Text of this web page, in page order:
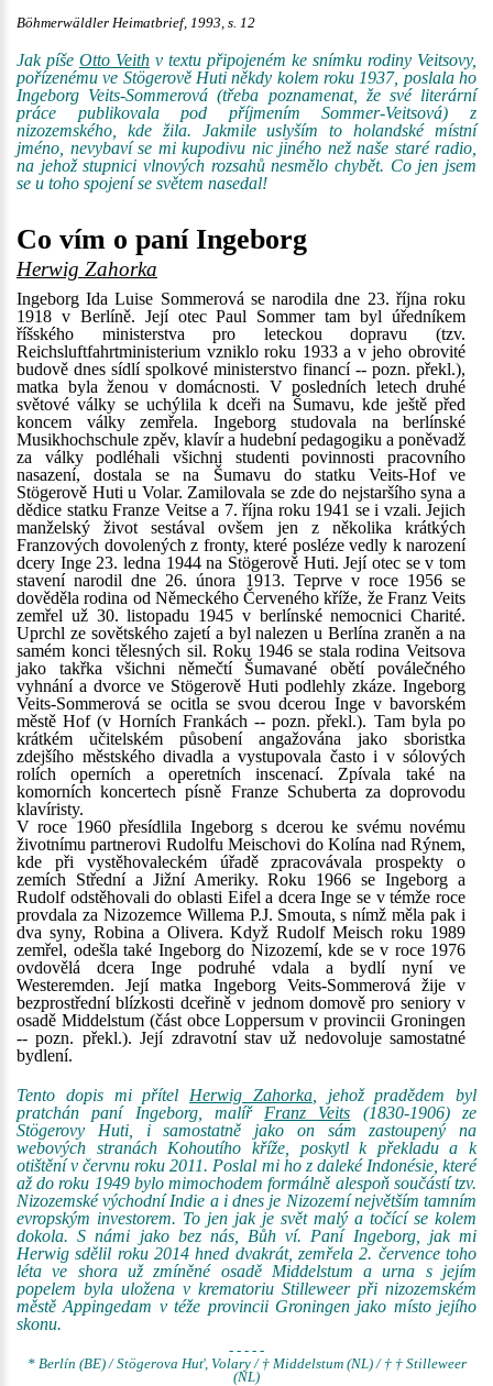
Böhmerwäldler Heimatbrief, 1993, s. 12
Jak píše Otto Veith v textu připojeném ke snímku rodiny Veitsovy,
pořízenému ve Stögerově Huti někdy kolem roku 1937, poslala ho
Ingeborg Veits-Sommerová (třeba poznamenat, že své literární
práce publikovala pod příjmením Sommer-Veitsová) z
nizozemského, kde žila. Jakmile uslyším to holandské místní
jméno, nevybaví se mi kupodivu nic jiného než naše staré radio,
na jehož stupnici vlnových rozsahů nesmělo chybět. Co jen jsem
se u toho spojení se světem nasedal!
Co vím o paní Ingeborg
Herwig Zahorka
Ingeborg Ida Luise Sommerová se narodila dne 23. října roku
1918 v Berlíně. Její otec Paul Sommer tam byl úředníkem
říšského ministerstva pro leteckou dopravu (tzv.
Reichsluftfahrtministerium vzniklo roku 1933 a v jeho obrovité
budově dnes sídlí spolkové ministerstvo financí -- pozn. překl.),
matka byla ženou v domácnosti. V posledních letech druhé
světové války se uchýlila k dceři na Šumavu, kde ještě před
koncem války zemřela. Ingeborg studovala na berlínské
Musikhochschule zpěv, klavír a hudební pedagogiku a poněvadž
za války podléhali všichni studenti povinnosti pracovního
nasazení, dostala se na Šumavu do statku Veits-Hof ve
Stögerově Huti u Volar. Zamilovala se zde do nejstaršího syna a
dědice statku Franze Veitse a 7. října roku 1941 se i vzali. Jejich
manželský život sestával ovšem jen z několika krátkých
Franzových dovolených z fronty, které posléze vedly k narození
dcery Inge 23. ledna 1944 na Stögerově Huti. Její otec se v tom
stavení narodil dne 26. února 1913. Teprve v roce 1956 se
dověděla rodina od Německého Červeného kříže, že Franz Veits
zemřel už 30. listopadu 1945 v berlínské nemocnici Charité.
Uprchl ze sovětského zajetí a byl nalezen u Berlína zraněn a na
samém konci tělesných sil. Roku 1946 se stala rodina Veitsova
jako takřka všichni němečtí Šumavané obětí poválečného
vyhnání a dvorce ve Stögerově Huti podlehly zkáze. Ingeborg
Veits-Sommerová se ocitla se svou dcerou Inge v bavorském
městě Hof (v Horních Frankách -- pozn. překl.). Tam byla po
krátkém učitelském působení angažována jako sboristka
zdejšího městského divadla a vystupovala často i v sólových
rolích operních a operetních inscenací. Zpívala také na
komorních koncertech písně Franze Schuberta za doprovodu
klavíristy.
V roce 1960 přesídlila Ingeborg s dcerou ke svému novému
životnímu partnerovi Rudolfu Meischovi do Kolína nad Rýnem,
kde při vystěhovaleckém úřadě zpracovávala prospekty o
zemích Střední a Jižní Ameriky. Roku 1966 se Ingeborg a
Rudolf odstěhovali do oblasti Eifel a dcera Inge se v témže roce
provdala za Nizozemce Willema P.J. Smouta, s nímž měla pak i
dva syny, Robina a Olivera. Když Rudolf Meisch roku 1989
zemřel, odešla také Ingeborg do Nizozemí, kde se v roce 1976
ovdovělá dcera Inge podruhé vdala a bydlí nyní ve
Westeremden. Její matka Ingeborg Veits-Sommerová žije v
bezprostřední blízkosti dceřině v jednom domově pro seniory v
osadě Middelstum (část obce Loppersum v provincii Groningen
-- pozn. překl.). Její zdravotní stav už nedovoluje samostatné
bydlení.
Tento dopis mi přítel Herwig Zahorka, jehož pradědem byl
pratchán paní Ingeborg, malíř Franz Veits (1830-1906) ze
Stögerovy Huti, i samostatně jako on sám zastoupený na
webových stranách Kohoutího kříže, poskytl k překladu a k
otištění v červnu roku 2011. Poslal mi ho z daleké Indonésie, které
až do roku 1949 bylo mimochodem formálně alespoň součástí tzv.
Nizozemské východní Indie a i dnes je Nizozemí největším tamním
evropským investorem. To jen jak je svět malý a točící se kolem
dokola. S námi jako bez nás, Bůh ví. Paní Ingeborg, jak mi
Herwig sdělil roku 2014 hned dvakrát, zemřela 2. července toho
léta ve shora už zmíněné osadě Middelstum a urna s jejím
popelem byla uložena v krematoriu Stilleweer při nizozemském
městě Appingedam v téže provincii Groningen jako místo jejího
skonu.
- - - - -
* Berlín (BE) / Stögerova Huť, Volary / † Middelstum (NL) / † † Stilleweer
(NL)